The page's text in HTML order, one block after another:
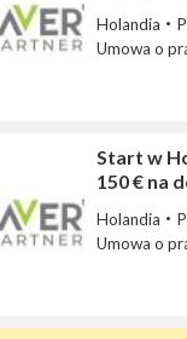
Holandia
Umowa o
Start w
150 € na
Holandia
Umowa o